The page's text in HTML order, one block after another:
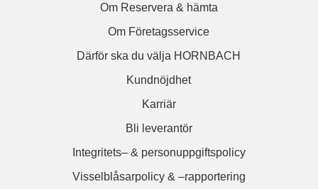
Om Reservera & hämta
Om Företagsservice
Därför ska du välja HORNBACH
Kundnöjdhet
Karriär
Bli leverantör
Integritets– & personuppgiftspolicy
Visselblåsarpolicy & –rapportering